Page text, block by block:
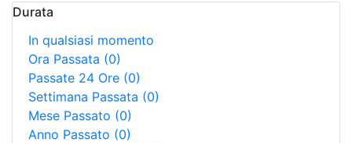
Durata
In qualsiasi momento
Ora Passata (0)
Passate 24 Ore (0)
Settimana Passata (0)
Mese Passato (0)
Anno Passato (0)